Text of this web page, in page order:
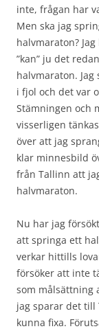
inte, frågan har
Men ska jag
halvmaraton?
”kan” ju det
halvmaraton.
i fjol och det var
Stämningen och
visserligen
över att jag
klar minnesbild
från Tallinn att
halvmaraton.
Nu har jag
att springa ett
verkar hittills
försöker att inte
som målsättning
jag sparar det till
kunna fixa.